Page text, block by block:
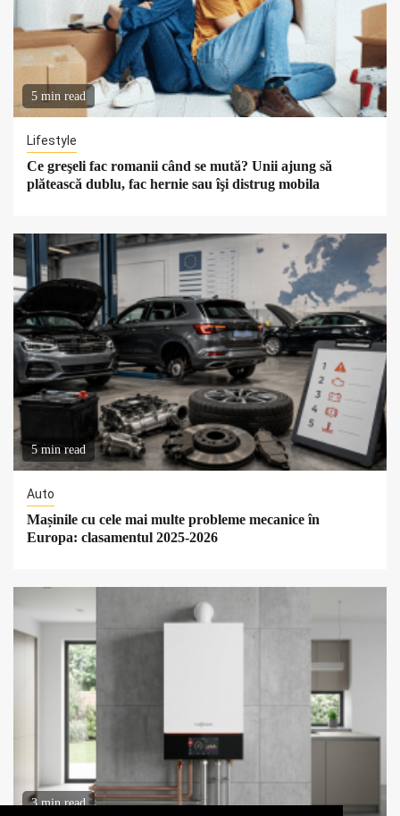
5 min read
Lifestyle
Ce greşeli fac romanii când se mută? Unii ajung să
plătească dublu, fac hernie sau îşi distrug mobila
5 min read
Auto
Mașinile cu cele mai multe probleme mecanice în
Europa: clasamentul 2025-2026
3 min read